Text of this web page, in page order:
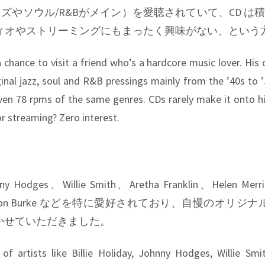
やソウル/R&Bがメイン）を愛聴されていて、CD は
オやストリーミングにもまったく興味がない、という
to visit a friend who’s a hardcore music lover. His
jazz, soul and R&B pressings mainly from the ’40s to
78 rpms of the same genres. CDs rarely make it onto
streaming? Zero interest.
Hodges、Willie Smith、Aretha Franklin、Helen
Burke などを特に愛好されており、自慢のオリジナ
ていただきました。
of artists like Billie Holiday, Johnny Hodges, Willie